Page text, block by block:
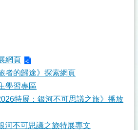
網頁
者的歸途》探索網頁
學習專區
特展：銀河不可思議之旅》播放
河不可思議之旅特展專文